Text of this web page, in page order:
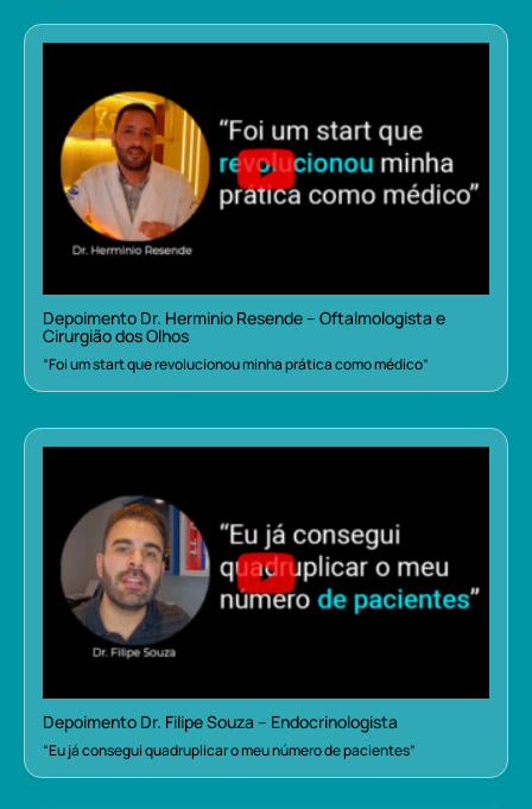
Depoimento Dr. Herminio Resende – Oftalmologista e
Cirurgião dos Olhos
“Foi um start que revolucionou minha prática como médico”
Depoimento Dr. Filipe Souza – Endocrinologista
“Eu já consegui quadruplicar o meu número de pacientes”